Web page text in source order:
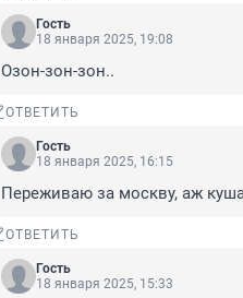
Гость
18 января 2025, 19:08
Озон-зон-зон..
ОТВЕТИТЬ
Гость
18 января 2025, 16:15
Переживаю за москву, аж
ОТВЕТИТЬ
Гость
18 января 2025, 15:33